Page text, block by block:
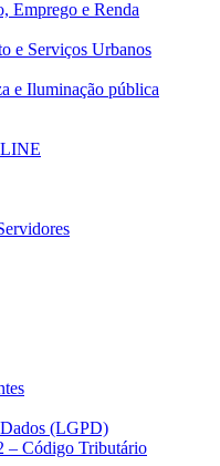
Emprego e Renda
e Serviços Urbanos
e Iluminação pública
(LGPD)
Código Tributário